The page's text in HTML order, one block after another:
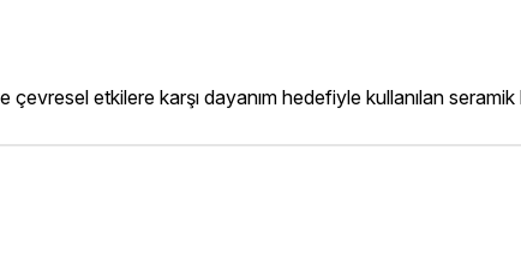
etkilere karşı dayanım hedefiyle kullanılan